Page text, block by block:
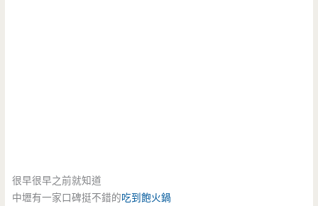
很早很早之前就知道
中壢有一家口碑挺不錯的吃到飽火鍋